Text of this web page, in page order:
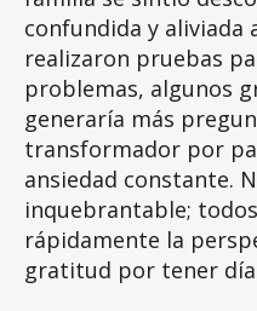
confundida y aliviada
realizaron pruebas
problemas, algunos
generaría más
transformador por
ansiedad constante.
inquebrantable;
rápidamente la
gratitud por tener